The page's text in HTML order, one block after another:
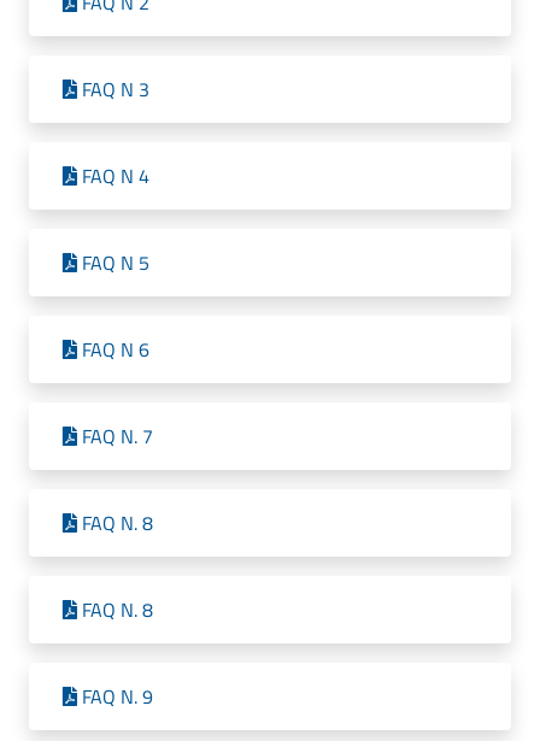
FAQ N 3
FAQ N 4
FAQ N 5
FAQ N 6
FAQ N. 7
FAQ N. 8
FAQ N. 8
FAQ N. 9